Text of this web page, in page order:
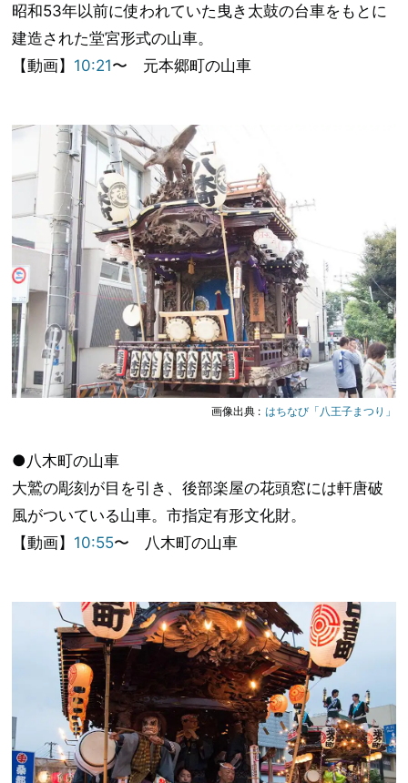
昭和53年以前に使われていた曳き太鼓の台車をもとに
建造された堂宮形式の山車。
【動画】 10:21〜 元本郷町の山車
画像出典 : はちなび「八王子まつり」
●八木町の山車
大鷲の彫刻が目を引き、後部楽屋の花頭窓には軒唐破
風がついている山車。市指定有形文化財。
【動画】 10:55〜 八木町の山車